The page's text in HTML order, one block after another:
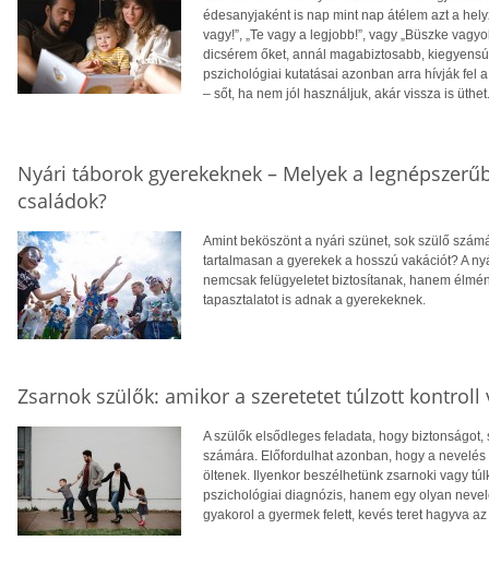
édesanyjaként is nap mint nap átélem azt a
vagy!”, „Te vagy a legjobb!”, vagy „Büszke
dicsérem őket, annál magabiztosabb,
pszichológiai kutatásai azonban arra hívják fel
– sőt, ha nem jól használjuk, akár vissza is üthet.
Nyári táborok gyerekeknek – Melyek a
családok?
Amint beköszönt a nyári szünet, sok szülő
tartalmasan a gyerekek a hosszú vakációt? A
nemcsak felügyeletet biztosítanak, hanem
tapasztalatot is adnak a gyerekeknek.
Zsarnok szülők: amikor a szeretetet túlzott kontroll
A szülők elsődleges feladata, hogy
számára. Előfordulhat azonban, hogy a
öltenek. Ilyenkor beszélhetünk zsarnoki vagy
pszichológiai diagnózis, hanem egy olyan
gyakorol a gyermek felett, kevés teret hagyva